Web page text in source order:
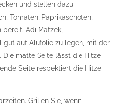
und stellen dazu
Tomaten, Paprikaschoten,
Adi Matzek,
gut auf Alufolie zu legen, mit der
Die matte Seite lässt die Hitze
Seite respektiert die Hitze
Grillen Sie, wenn